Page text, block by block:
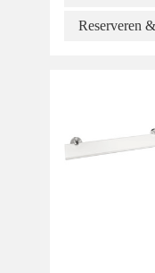
Reserveren